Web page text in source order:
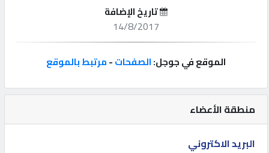
بنا
المنتدى
منطقة الأعضاء
البريد الاكتروني
تاريخ الإضافة
14/8/2017
الموقع في جوجل:الصفحات-مرتبط بالموقع